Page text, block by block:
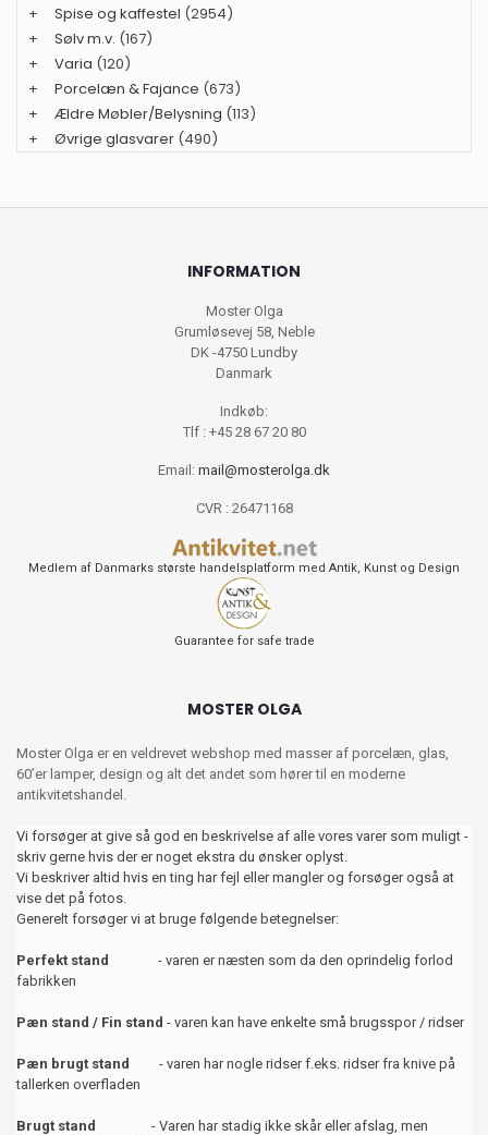
+
Spise og kaffestel (2954)
+
Sølv m.v. (167)
+
Varia (120)
+
Porcelæn & Fajance (673)
+
Ældre Møbler/Belysning (113)
+
Øvrige glasvarer (490)
INFORMATION
Moster Olga
Grumløsevej 58, Neble
DK -4750 Lundby
Danmark
Indkøb:
Tlf : +45 28 67 20 80
Email: mail@mosterolga.dk
CVR : 26471168
Medlem af Danmarks største handelsplatform med Antik, Kunst og Design
Guarantee for safe trade
MOSTER OLGA
Moster Olga er en veldrevet webshop med masser af porcelæn, glas,
60’er lamper, design og alt det andet som hører til en moderne
antikvitetshandel.
Vi forsøger at give så god en beskrivelse af alle vores varer som muligt -
skriv gerne hvis der er noget ekstra du ønsker oplyst.
Vi beskriver altid hvis en ting har fejl eller mangler og forsøger også at
vise det på fotos.
Generelt forsøger vi at bruge følgende betegnelser:
Perfekt stand - varen er næsten som da den oprindelig forlod
fabrikken
Pæn stand / Fin stand - varen kan have enkelte små brugsspor / ridser
Pæn brugt stand
- varen har nogle ridser f.eks. ridser fra knive på
tallerken overfladen
Brugt stand
- Varen har stadig ikke skår eller afslag, men